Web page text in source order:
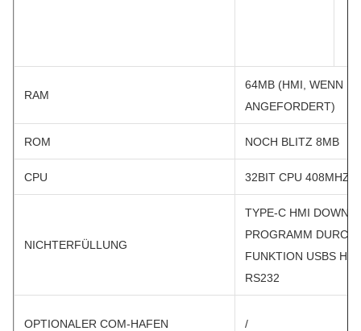
RAM
64MB (HMI, WENN
ANGEFORDERT)
ROM NOCH BLITZ 8MB
CPU 32BIT CPU 408MHZ
NICHTERFÜLLUNG
TYPE-C HMI
PROGRAMM DURCH
FUNKTION USBS
RS232
OPTIONALER COM-HAFEN /